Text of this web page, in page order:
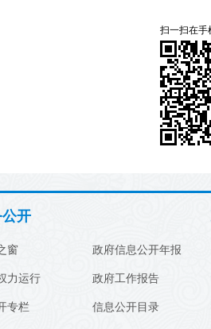
扫一扫在手
开
窗
力运行
专栏
政府信息公开年报
政府工作报告
信息公开目录